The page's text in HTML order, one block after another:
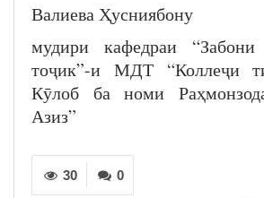
Валиева Ҳусниябону
мудири кафедраи “Забони
тоҷик”-и МДТ “Коллеҷи
Кӯлоб ба номи
Азиз”
0
30